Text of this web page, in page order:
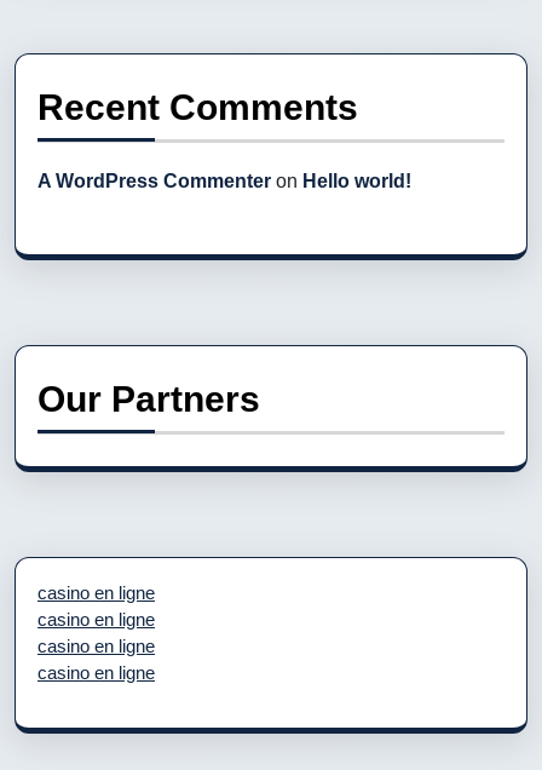
Recent Comments
A WordPress Commenter on Hello world!
Our Partners
casino en ligne
casino en ligne
casino en ligne
casino en ligne